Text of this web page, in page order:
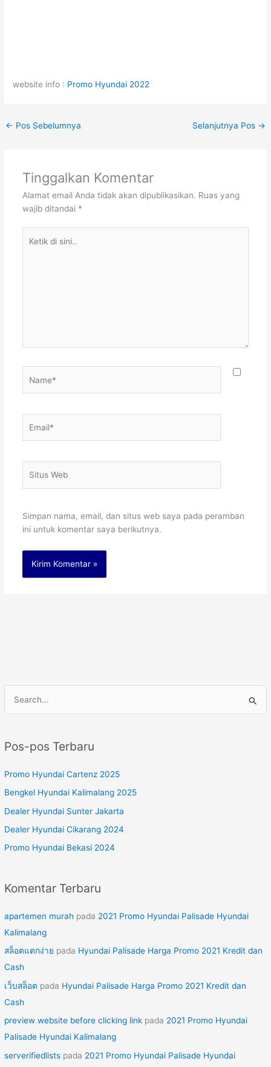
i
u
k
:
Pos-pos Terbaru
Promo Hyundai Cartenz 2025
Bengkel Hyundai Kalimalang 2025
Dealer Hyundai Sunter Jakarta
Dealer Hyundai Cikarang 2024
Promo Hyundai Bekasi 2024
Komentar Terbaru
apartemen murah pada 2021 Promo Hyundai Palisade Hyundai
Kalimalang
สล็อตแตกง่าย pada Hyundai Palisade Harga Promo 2021 Kredit dan
Cash
เว็บสล็อต pada Hyundai Palisade Harga Promo 2021 Kredit dan
Cash
preview website before clicking link pada 2021 Promo Hyundai
Palisade Hyundai Kalimalang
serverifiedlists pada 2021 Promo Hyundai Palisade Hyundai
website info : Promo Hyundai 2022
← Pos Sebelumnya Selanjutnya Pos →
Tinggalkan Komentar
Alamat email Anda tidak akan dipublikasikan. Ruas yang
wajib ditandai *
Web
Simpan nama, email, dan situs web saya pada peramban
ini untuk komentar saya berikutnya.